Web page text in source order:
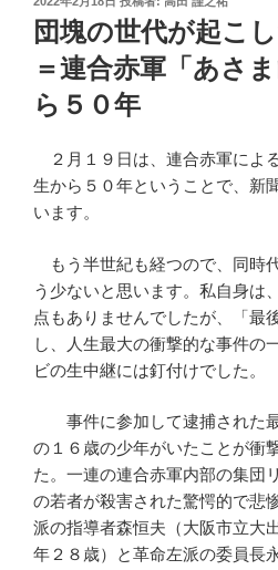
稿
日:
団塊の世代が起こ
＝連合赤軍「あさ
ら５０年
２月１９日は、連合赤軍によ
生から５０年ということで、新
います。
もう半世紀も経つので、同時
う少ないと思います。私自身は
点もありませんでしたが、「最
し、人生最大の衝撃的な事件の
ビの生中継には釘付けでした。
事件に参加して逮捕された
の１６歳の少年がいたことが衝
た。一連の連合赤軍内部の集団
の若者が殺害された驚愕的で悲
派の指導者森恒夫（大阪市立大
年２８歳）と革命左派の委員長